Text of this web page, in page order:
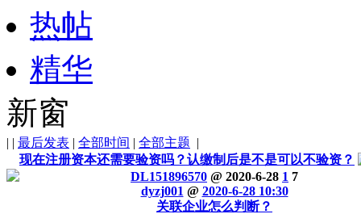
热帖
精华
新窗
| | 最后发表 | 全部时间 | 全部主题 |
现在注册资本还需要验资吗？认缴制后是不是可以不验资？
DL151896570 @ 2020-6-28 1 7
dyzj001 @ 2020-6-28 10:30
关联企业怎么判断？